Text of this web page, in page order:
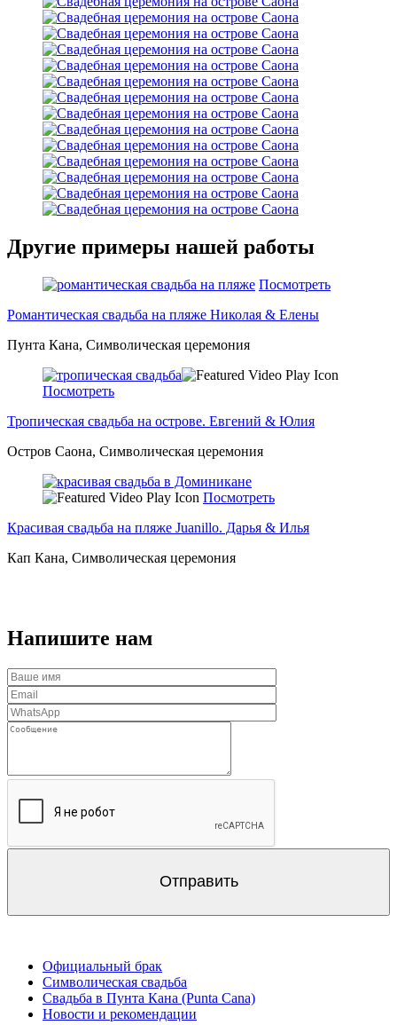
Другие примеры нашей работы
Посмотреть
Романтическая свадьба на пляже Николая & Елены
Пунта Кана, Символическая церемония
Посмотреть
Тропическая свадьба на острове. Евгений & Юлия
Остров Саона, Символическая церемония
Посмотреть
Красивая свадьба на пляже Juanillo. Дарья & Илья
Кап Кана, Символическая церемония
Напишите нам
Официальный брак
Символическая свадьба
Свадьба в Пунта Кана (Punta Cana)
Новости и рекомендации